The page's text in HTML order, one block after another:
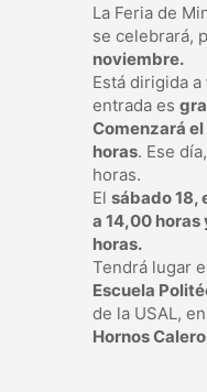
La Feria de
se celebrará,
noviembre.
Está dirigida a
entrada es
Comenzará el
horas. Ese
horas.
El sábado 18,
a 14,00 horas
horas.
Tendrá lugar
Escuela
de la USAL,
Hornos